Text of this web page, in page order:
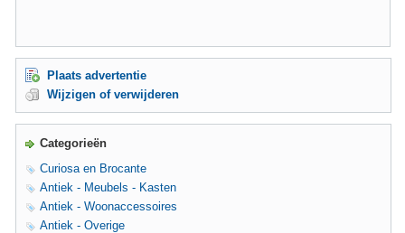
Plaats advertentie
Wijzigen of verwijderen
Categorieën
Curiosa en Brocante
Antiek - Meubels - Kasten
Antiek - Woonaccessoires
Antiek - Overige